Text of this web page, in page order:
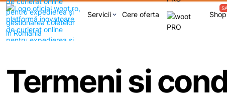
Servicii keyboard_arrow_down Cere oferta Shop
Termeni si